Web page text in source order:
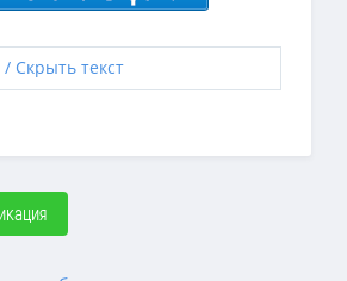
/ Скрыть текст